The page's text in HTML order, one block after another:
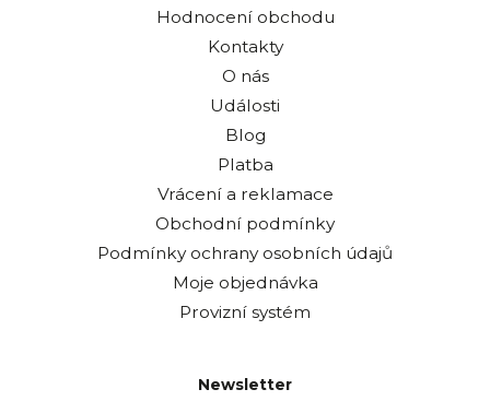
Hodnocení obchodu
Kontakty
O nás
Události
Blog
Platba
Vrácení a reklamace
Obchodní podmínky
Podmínky ochrany osobních údajů
Moje objednávka
Provizní systém
Newsletter